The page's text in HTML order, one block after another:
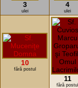
3
ulei
4
ulei
10
fără postul
11
fără postul